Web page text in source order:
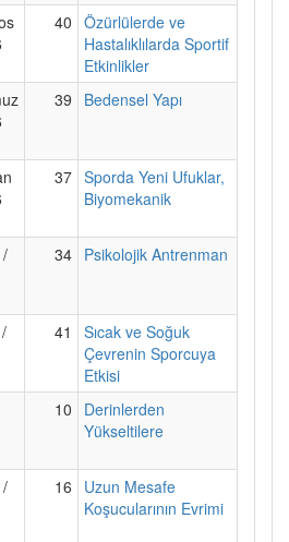
40 Özürlülerde ve
Hastalıklılarda Sportif
Etkinlikler
39 Bedensel Yapı
37 Sporda Yeni Ufuklar,
Biyomekanik
/
34 Psikolojik Antrenman
41
Sıcak ve Soğuk
Çevrenin Sporcuya
Etkisi
10
Derinlerden
Yükseltilere
/
16
Uzun Mesafe
Koşucularının Evrimi